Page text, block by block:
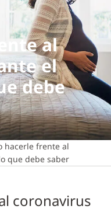
al
el
debe
hacerle frente al
que debe saber
coronavirus